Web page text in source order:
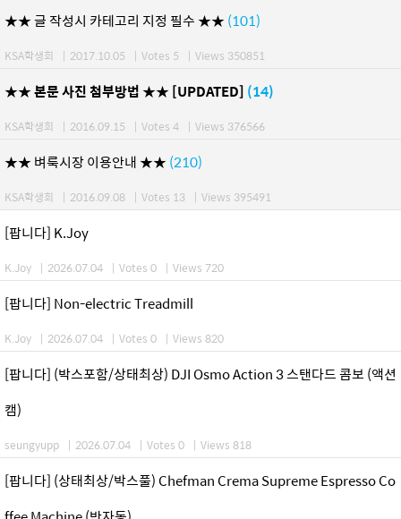
★★ 글 작성시 카테고리 지정 필수 ★★ (101)
KSA학생회 | 2017.10.05 | Votes 5 | Views 350851
★★ 본문 사진 첨부방법 ★★ [UPDATED] (14)
KSA학생회 | 2016.09.15 | Votes 4 | Views 376566
★★ 벼룩시장 이용안내 ★★ (210)
KSA학생회 | 2016.09.08 | Votes 13 | Views 395491
[팝니다] K.Joy
K.Joy | 2026.07.04 | Votes 0 | Views 720
[팝니다] Non-electric Treadmill
K.Joy | 2026.07.04 | Votes 0 | Views 820
[팝니다] (박스포함/상태최상) DJI Osmo Action 3 스탠다드 콤보 (액션
캠)
seungyupp | 2026.07.04 | Votes 0 | Views 818
[팝니다] (상태최상/박스풀) Chefman Crema Supreme Espresso Co